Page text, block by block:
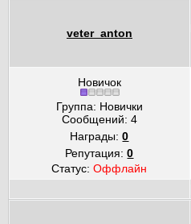
veter_anton
Новичок
Группа: Новички
Сообщений: 4
Награды:0
Репутация:0
Статус:Оффлайн